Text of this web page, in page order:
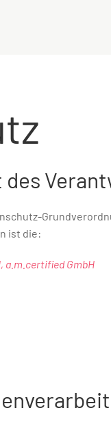
ist die:
a.m.certified GmbH